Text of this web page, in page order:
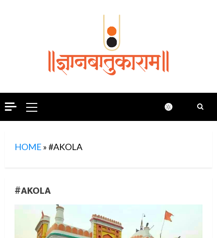
Primary
Menu
HOME »#AKOLA
#AKOLA